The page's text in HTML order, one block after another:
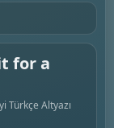
for a
Türkçe Altyazı